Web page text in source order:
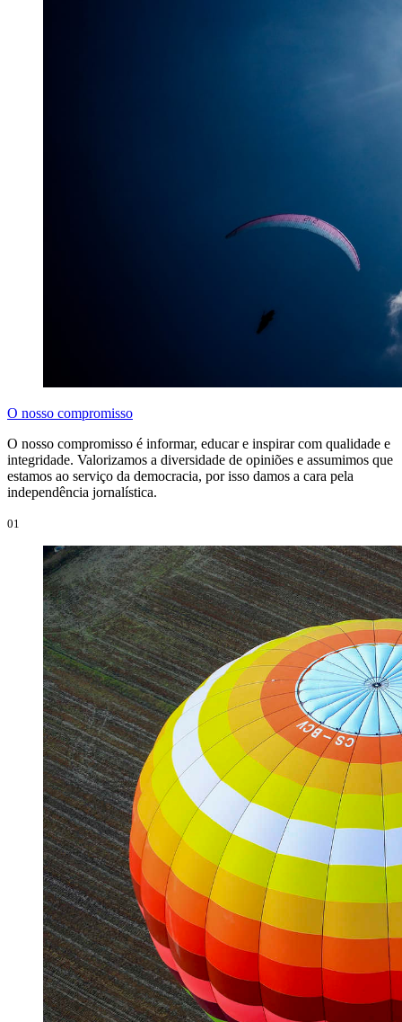
O nosso compromisso
O nosso compromisso é informar, educar e inspirar com qualidade e
integridade. Valorizamos a diversidade de opiniões e assumimos que
estamos ao serviço da democracia, por isso damos a cara pela
independência jornalística.
01